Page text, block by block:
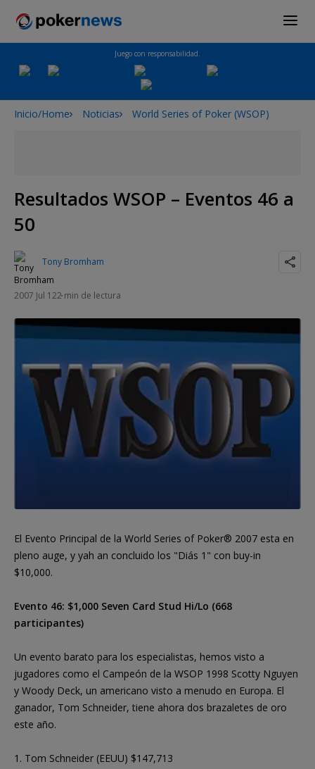
Juego con responsabilidad.
Inicio/Home Noticias World Series of Poker (WSOP)
Resultados WSOP – Eventos 46 a
50
Tony Bromham
2007 Jul 122 min de lectura
El Evento Principal de la World Series of Poker® 2007 esta en
pleno auge, y yah an concluido los "Diás 1" con buy-in
$10,000.
Evento 46: $1,000 Seven Card Stud Hi/Lo (668
participantes)
Un evento barato para los especialistas, hemos visto a
jugadores como el Campeón de la WSOP 1998 Scotty Nguyen
y Woody Deck, un americano visto a menudo en Europa. El
ganador, Tom Schneider, tiene ahora dos brazaletes de oro
este año.
1. Tom Schneider (EEUU) $147,713